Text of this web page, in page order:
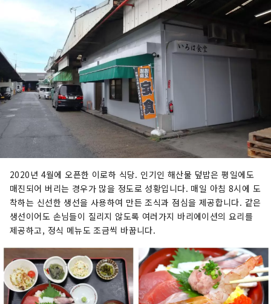
2020년 4월에 오픈한 이로하 식당. 인기인 해산물 덮밥은 평일에도
매진되어 버리는 경우가 많을 정도로 성황입니다. 매일 아침 8시에 도
착하는 신선한 생선을 사용하여 만든 조식과 점심을 제공합니다. 같은
생선이어도 손님들이 질리지 않도록 여러가지 바리에이션의 요리를
제공하고, 정식 메뉴도 조금씩 바꿉니다.